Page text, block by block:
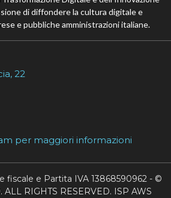
di diffondere la cultura digitale e
e pubbliche amministrazioni italiane.
22
per maggiori informazioni
fiscale e Partita IVA 13868590962 - ©
RIGHTS RESERVED. ISP AWS